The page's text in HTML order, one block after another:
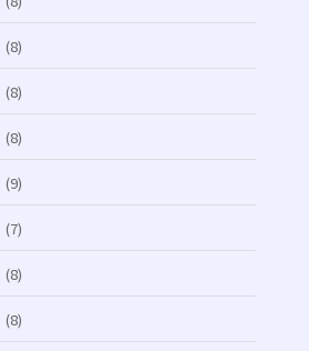
(8)
(8)
(8)
(9)
(7)
(8)
(8)